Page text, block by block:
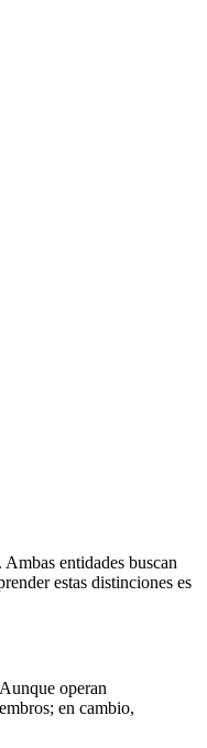
entidades buscan
estas distinciones es
operan
en cambio,